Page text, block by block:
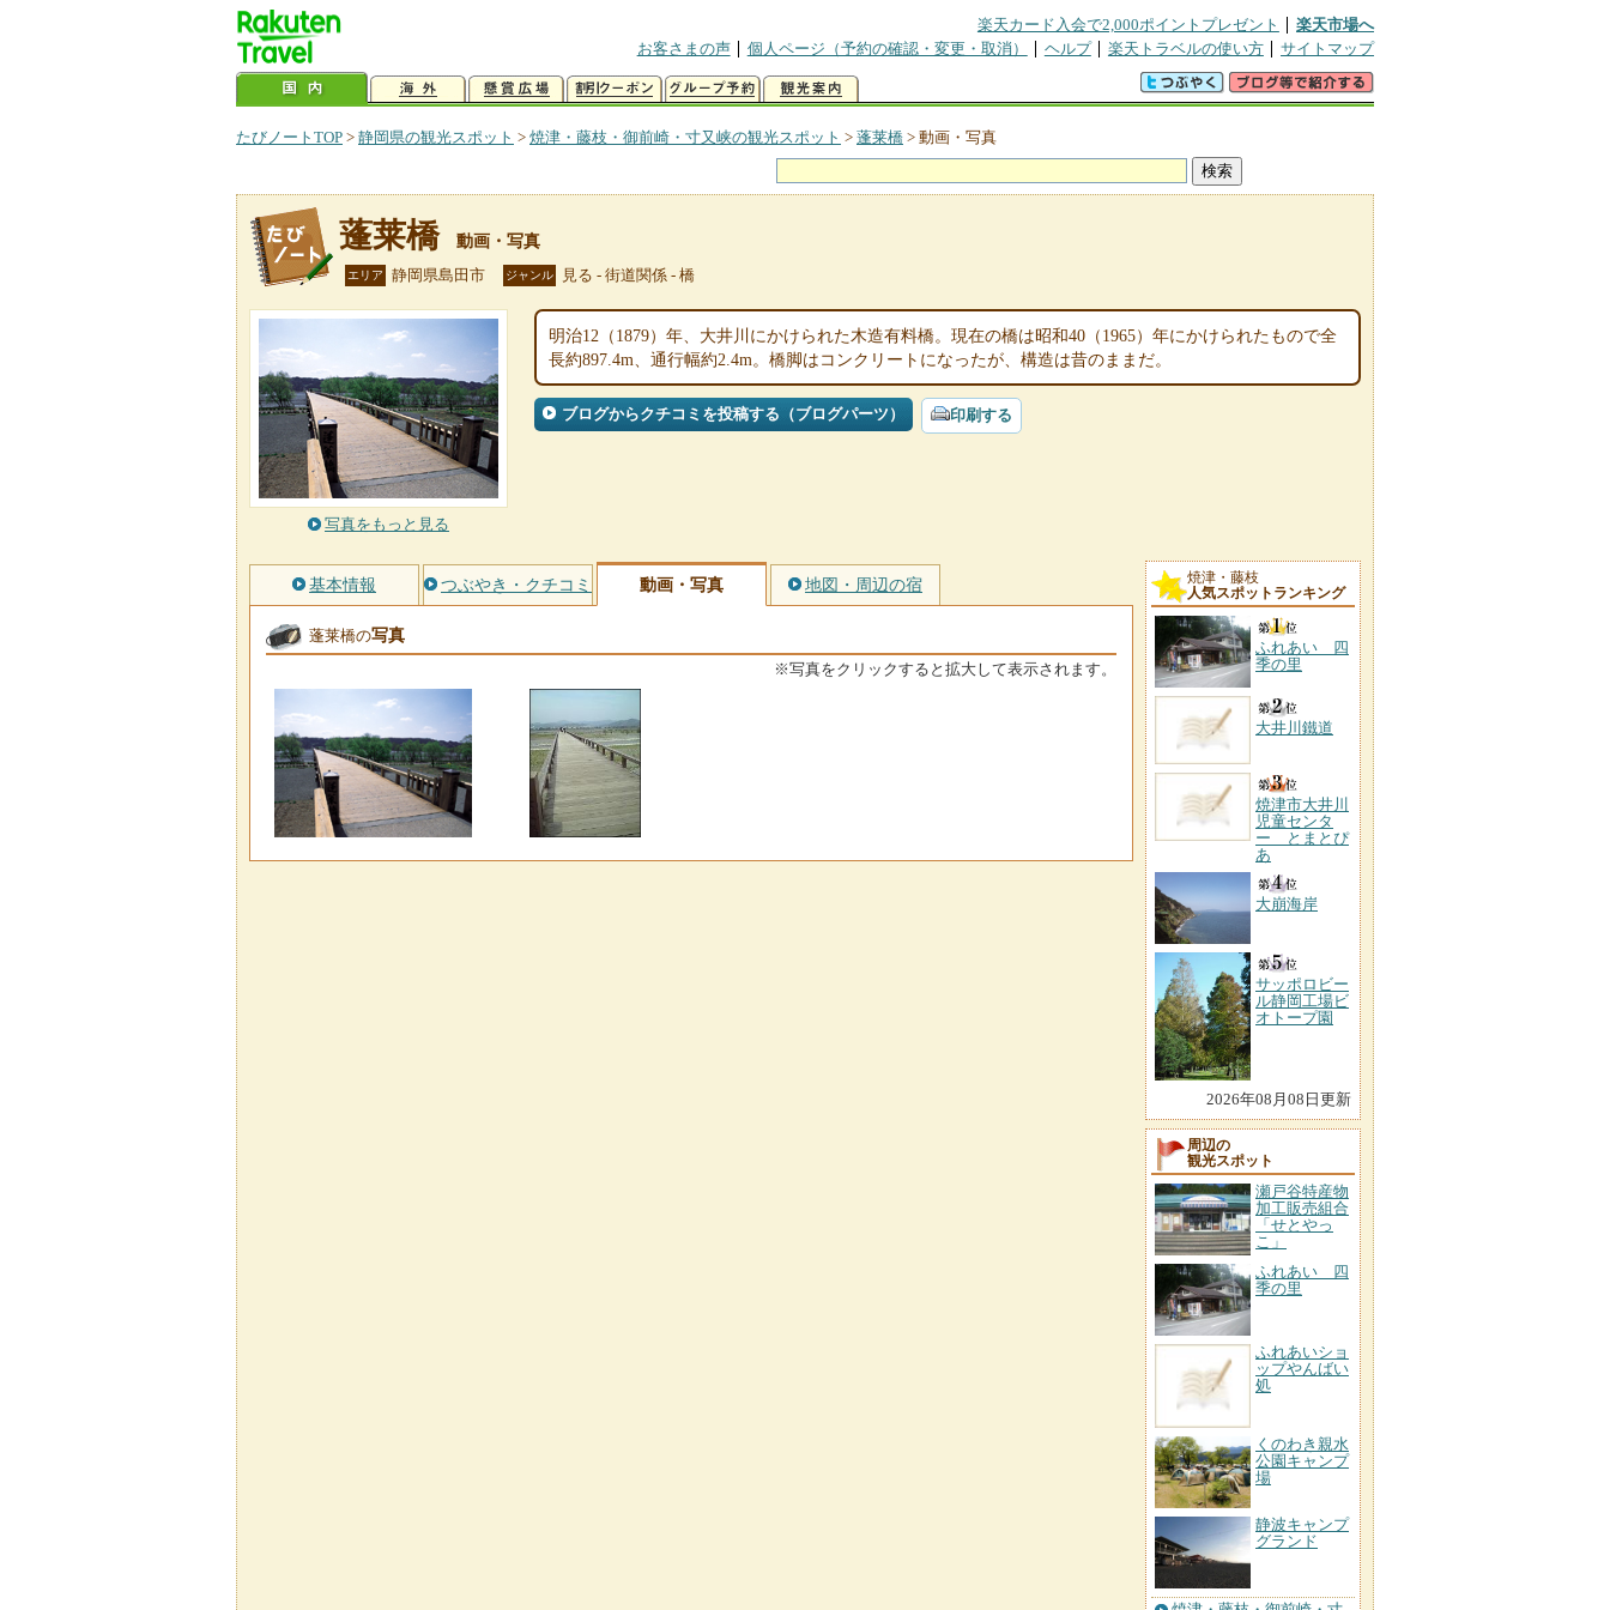
楽天カード入会で2,000ポイントプレゼント
楽天市場へ
お客さまの声
個人ページ（予約の確認・変更・取消） ヘルプ 楽天トラベルの使い方 サイトマップ
たびノートTOP > 静岡県の観光スポット > 焼津・藤枝・御前崎・寸又峡の観光スポット > 蓬莱橋 > 動画・写真
蓬莱橋 動画・写真
エリア 静岡県島田市 ジャンル 見る - 街道関係 - 橋
写真をもっと見る
明治12（1879）年、大井川にかけられた木造有料橋。現在の橋は昭和40（1965）年にかけられたもので全
長約897.4m、通行幅約2.4m。橋脚はコンクリートになったが、構造は昔のままだ。
ブログからクチコミを投稿する（ブログパーツ） 印刷する
基本情報 つぶやき・クチコミ 動画・写真 地図・周辺の宿
蓬莱橋の写真
※写真をクリックすると拡大して表示されます。
焼津・藤枝
人気スポットランキング
ふれあい 四
季の里
大井川鐵道
焼津市大井川
児童センタ
ー とまとぴ
あ
大崩海岸
サッポロビー
ル静岡工場ビ
オトープ園
2026年08月08日更新
周辺の
観光スポット
瀬戸谷特産物
加工販売組合
「せとやっ
こ」
ふれあい 四
季の里
ふれあいショ
ップやんばい
処
くのわき親水
公園キャンプ
場
静波キャンプ
グランド